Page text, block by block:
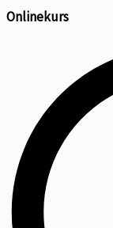
Onlinekurs